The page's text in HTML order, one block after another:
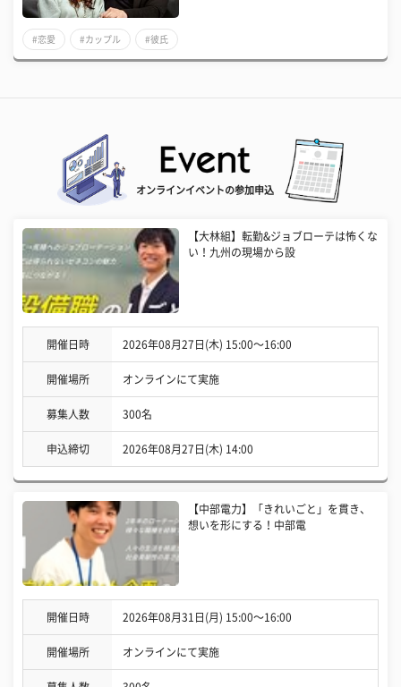
#恋愛 #カップル #彼氏
オンラインイベントの参加申込
【大林組】転勤&ジョブローテは怖くな
い！九州の現場から設
開催日時 2026年08月27日(木) 15:00〜16:00
開催場所 オンラインにて実施
募集人数 300名
申込締切 2026年08月27日(木) 14:00
【中部電力】「きれいごと」を貫き、
想いを形にする！中部電
開催日時 2026年08月31日(月) 15:00〜16:00
開催場所 オンラインにて実施